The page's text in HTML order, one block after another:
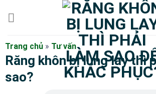
dung
Trang chủ » Tư vấn
Răng khôn bị lung lay thì
sao?